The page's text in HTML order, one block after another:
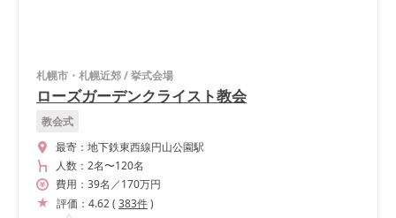
札幌市・札幌近郊/挙式会場
ローズガーデンクライスト教会
教会式
最寄： 地下鉄東西線円山公園駅
人数： 2名〜120名
費用： 39名 ／170万円
評価： 4.62( 383件)